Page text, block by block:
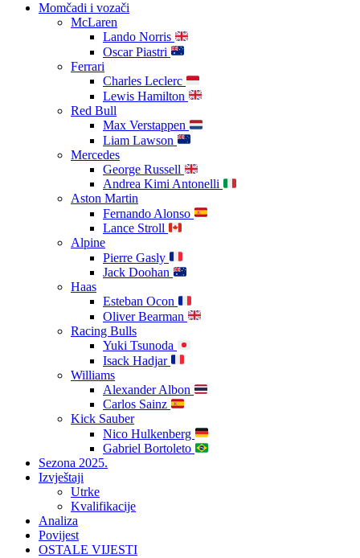
Momčadi i vozači
McLaren
Lando Norris
Oscar Piastri
Ferrari
Charles Leclerc
Lewis Hamilton
Red Bull
Max Verstappen
Liam Lawson
Mercedes
George Russell
Andrea Kimi Antonelli
Aston Martin
Fernando Alonso
Lance Stroll
Alpine
Pierre Gasly
Jack Doohan
Haas
Esteban Ocon
Oliver Bearman
Racing Bulls
Yuki Tsunoda
Isack Hadjar
Williams
Alexander Albon
Carlos Sainz
Kick Sauber
Nico Hulkenberg
Gabriel Bortoleto
Sezona 2025.
Izvještaji
Utrke
Kvalifikacije
Analiza
Povijest
OSTALE VIJESTI